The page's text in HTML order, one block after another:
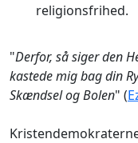
religionsfrihed.
"Derfor, så siger den
kastede mig bag din
Skændsel og Bolen" (